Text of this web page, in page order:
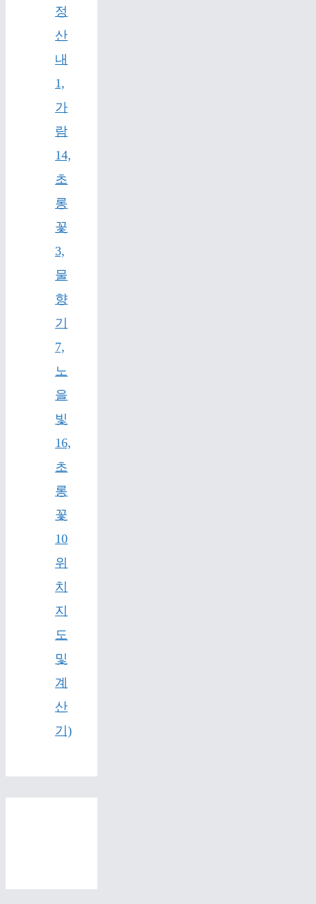
정
산
내
1,
가
람
14,
초
롱
꽃
3,
물
향
기
7,
노
을
빛
16,
초
롱
꽃
10
위
치
지
도
및
계
산
기)